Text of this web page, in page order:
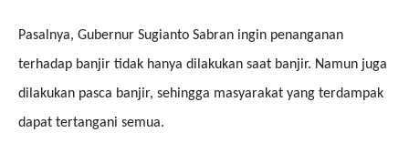
Pasalnya, Gubernur Sugianto Sabran ingin penanganan
terhadap banjir tidak hanya dilakukan saat banjir. Namun juga
dilakukan pasca banjir, sehingga masyarakat yang terdampak
dapat tertangani semua.